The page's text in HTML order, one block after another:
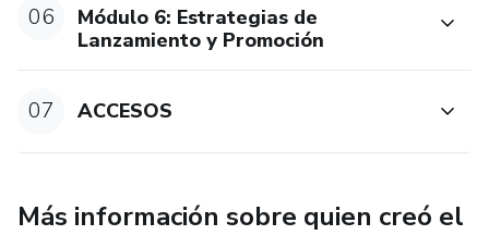
06
Módulo 6: Estrategias de
Lanzamiento y Promoción
07 ACCESOS
Más información sobre quien creó el